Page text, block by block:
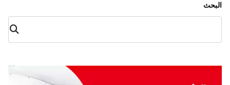
البحث
البح
ث